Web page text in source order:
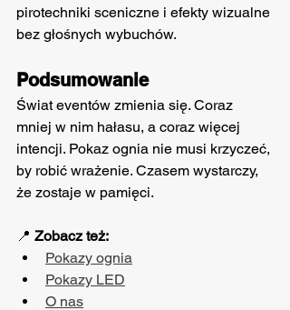
pirotechniki sceniczne i efekty wizualne
bez głośnych wybuchów.
Podsumowanie
Świat eventów zmienia się. Coraz
mniej w nim hałasu, a coraz więcej
intencji. Pokaz ognia nie musi krzyczeć,
by robić wrażenie. Czasem wystarczy,
że zostaje w pamięci.
📍 Zobacz też:
Pokazy ognia
Pokazy LED
O nas